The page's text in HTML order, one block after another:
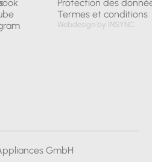
GmbH
Protection des
Termes et conditions
Webdesign by INSYNC